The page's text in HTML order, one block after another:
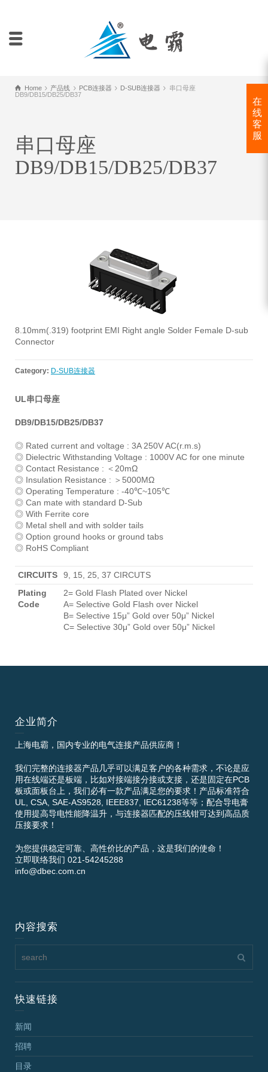
Home 产品线 PCB连接器 D-SUB连接器
串口母座
DB9/DB15/DB25/DB37
串口母座
DB9/DB15/DB25/DB37
8.10mm(.319) footprint EMI Right angle Solder Female D-sub
Connector
Category: D-SUB连接器
UL串口母座
DB9/DB15/DB25/DB37
◎ Rated current and voltage : 3A 250V AC(r.m.s)
◎ Dielectric Withstanding Voltage : 1000V AC for one minute
◎ Contact Resistance : ＜20mΩ
◎ Insulation Resistance : ＞5000MΩ
◎ Operating Temperature : -40℃~105℃
◎ Can mate with standard D-Sub
◎ With Ferrite core
◎ Metal shell and with solder tails
◎ Option ground hooks or ground tabs
◎ RoHS Compliant
CIRCUITS
9, 15, 25, 37 CIRCUTS
Plating
Code
2= Gold Flash Plated over Nickel
A= Selective Gold Flash over Nickel
B= Selective 15μ” Gold over 50μ” Nickel
C= Selective 30μ” Gold over 50μ” Nickel
在
线
客
服
企业简介
上海电霸，国内专业的电气连接产品供应商！
我们完整的连接器产品几乎可以满足客户的各种需求，不论是应
用在线端还是板端，比如对接端接分接或支接，还是固定在PCB
板或面板台上，我们必有一款产品满足您的要求！产品标准符合
UL, CSA, SAE-AS9528, IEEE837, IEC61238等等；配合导电膏
使用提高导电性能降温升，与连接器匹配的压线钳可达到高品质
压接要求！
为您提供稳定可靠、高性价比的产品，这是我们的使命！
立即联络我们 021-54245288
info@dbec.com.cn
内容搜索
快速链接
新闻
招聘
目录